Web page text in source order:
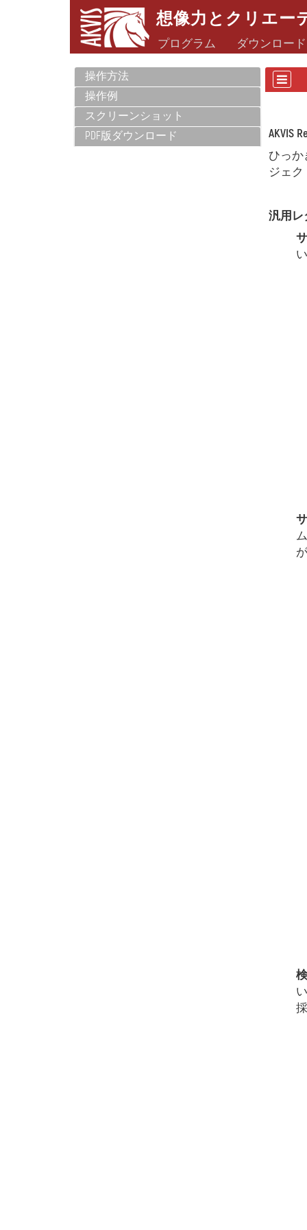
想像力とクリエー
プログラム ダウンロード
操作方法
操作例
スクリーンショット
PDF版ダウンロード
AKVIS
ひっか
ジェ
汎用レ